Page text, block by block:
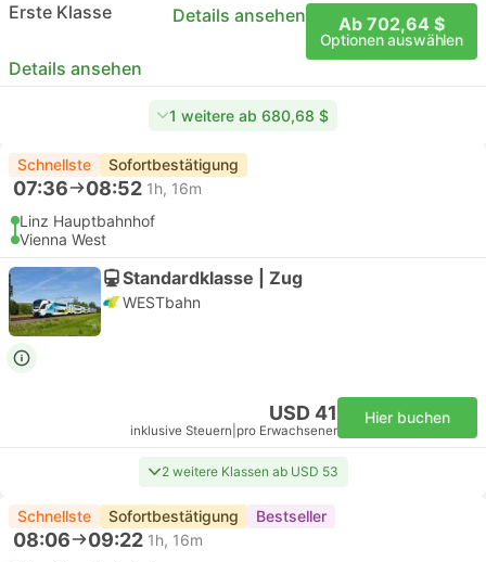
Erste Klasse
Details ansehen Ab 702,64 $
Optionen auswählen
Details ansehen
1 weitere ab 680,68 $
Schnellste Sofortbestätigung
07:36 08:52 1h, 16m
Linz Hauptbahnhof
Vienna West
Standardklasse | Zug
WESTbahn
USD 41
inklusive Steuern pro Erwachsener
Hier buchen
2 weitere Klassen ab USD 53
Schnellste Sofortbestätigung Bestseller
08:06 09:22 1h, 16m